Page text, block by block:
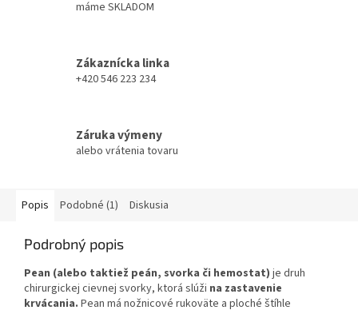
máme SKLADOM
Zákaznícka linka
+420 546 223 234
Záruka výmeny
alebo vrátenia tovaru
Popis Podobné (1) Diskusia
Podrobný popis
Pean (alebo taktiež peán, svorka či hemostat) je druh
chirurgickej cievnej svorky, ktorá slúži na zastavenie
krvácania. Pean má nožnicové rukoväte a ploché štíhle